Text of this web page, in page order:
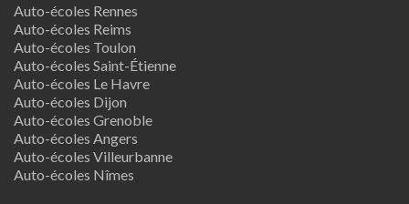
Auto-écoles Rennes
Auto-écoles Reims
Auto-écoles Toulon
Auto-écoles Saint-Étienne
Auto-écoles Le Havre
Auto-écoles Dijon
Auto-écoles Grenoble
Auto-écoles Angers
Auto-écoles Villeurbanne
Auto-écoles Nîmes